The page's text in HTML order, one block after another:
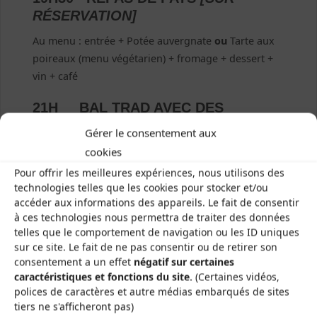
Gérer le consentement aux
cookies
Pour offrir les meilleures expériences, nous utilisons des
technologies telles que les cookies pour stocker et/ou
accéder aux informations des appareils. Le fait de consentir
à ces technologies nous permettra de traiter des données
telles que le comportement de navigation ou les ID uniques
sur ce site. Le fait de ne pas consentir ou de retirer son
consentement a un effet négatif sur certaines
caractéristiques et fonctions du site. (Certaines vidéos,
polices de caractères et autre médias embarqués de sites
tiers ne s'afficheront pas)
RÉSERVATION]
Au menu : entrée + Potée auvergnate ou Tarte aux
poireaux (menu végétarien) + fromage + dessert +
vin + café
21H BAL TRAD AVEC DES
GROUPES BRAYAUDS
L’entrée pour le bal uniquement n’est pas soumise à
réservation.
Si vous le souhaitez, venez costumé·es pour ce
bal !
TARIFS & BILLETTERIE
TARIFS